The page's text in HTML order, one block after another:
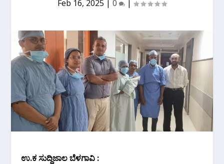
Feb 16, 2025 | 0 |
ಉ‌.ಕ ಸುದ್ದಿಜಾಲ ಬೆಳಗಾವಿ :